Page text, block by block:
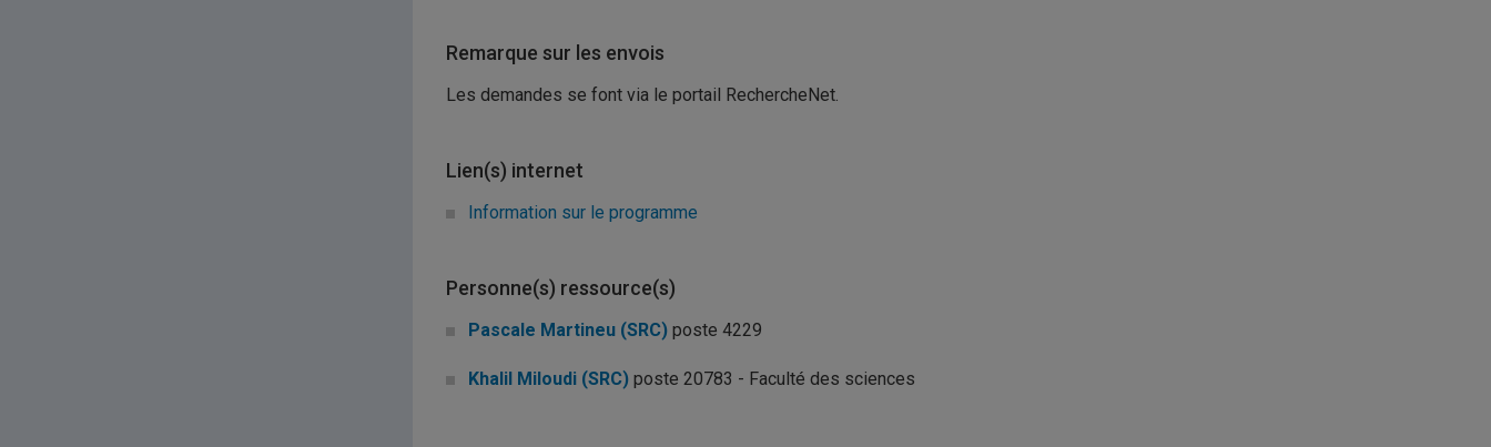
Remarque sur les envois
Les demandes se font via le portail RechercheNet.
Lien(s) internet
Information sur le programme
Personne(s) ressource(s)
Pascale Martineu (SRC) poste 4229
Khalil Miloudi (SRC) poste 20783 - Faculté des sciences